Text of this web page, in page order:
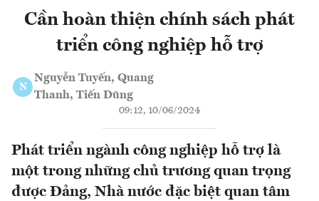
Cần hoàn thiện chính sách phát
triển công nghiệp hỗ trợ
N
Nguyễn Tuyến, Quang
Thanh, Tiến Dũng
09:12, 10/06/2024
Phát triển ngành công nghiệp hỗ trợ là
một trong những chủ trương quan trọng
được Đảng, Nhà nước đặc biệt quan tâm